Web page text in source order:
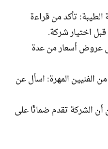
تأكد من قراءة
اختيار شركة.
عروض أسعار من عدة
الفنيين المهرة: اسأل عن
الشركة تقدم ضمانًا على